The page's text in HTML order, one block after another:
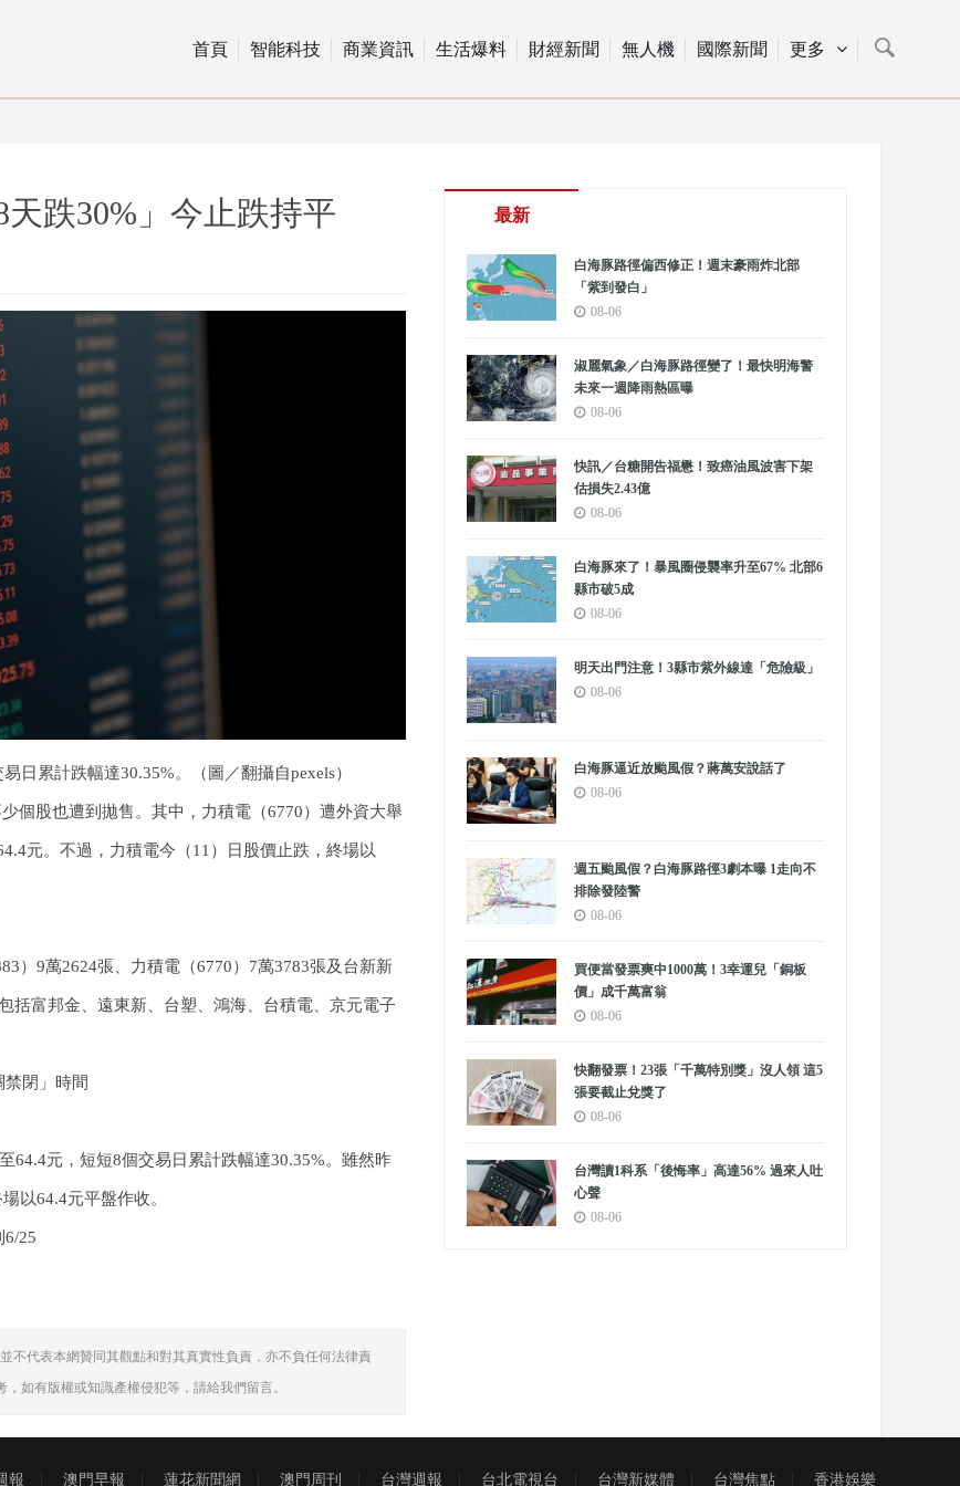
首頁 智能科技 商業資訊 生活爆料 財經新聞 無人機 國際新聞 更多
跌30%」今止跌持平
日累計跌幅達30.35%。（圖／翻攝自pexels）
個股也遭到拋售。其中，力積電（6770）遭外資大舉
元。不過，力積電今（11）日股價止跌，終場以
）9萬2624張、力積電（6770）7萬3783張及台新新
括富邦金、遠東新、台塑、鴻海、台積電、京元電子
閉」時間
64.4元，短短8個交易日累計跌幅達30.35%。雖然昨
以64.4元平盤作收。
25
不代表本網贊同其觀點和對其真實性負責，亦不負任何法律責
如有版權或知識產權侵犯等，請給我們留言。
最新
白海豚路徑偏西修正！週末豪雨炸北部
「紫到發白」
08-06
淑麗氣象／白海豚路徑變了！最快明海警
未來一週降雨熱區曝
08-06
快訊／台糖開告福懋！致癌油風波害下架
估損失2.43億
08-06
白海豚來了！暴風圈侵襲率升至67% 北部6
縣市破5成
08-06
明天出門注意！3縣市紫外線達「危險級」
08-06
白海豚逼近放颱風假？蔣萬安說話了
08-06
週五颱風假？白海豚路徑3劇本曝 1走向不
排除發陸警
08-06
買便當發票爽中1000萬！3幸運兒「銅板
價」成千萬富翁
08-06
快翻發票！23張「千萬特別獎」沒人領 這5
張要截止兌獎了
08-06
台灣讀1科系「後悔率」高達56% 過來人吐
心聲
08-06
報 澳門早報 蓮花新聞網 澳門周刊 台灣週報 台北電視台 台灣新媒體 台灣焦點 香港娛樂